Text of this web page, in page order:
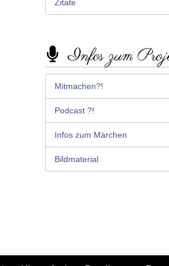
Zitate
Infos zum
Mitmachen?!
Podcast ?!
Infos zum Märchen
Bildmaterial